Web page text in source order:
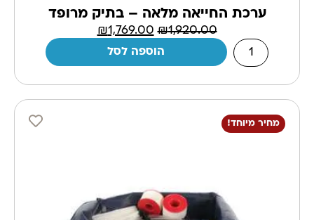
ערכת החייאה מלאה – בתיק מרופד
₪1,920.00
₪1,769.00
הוספה לסל
מחיר מיוחד!